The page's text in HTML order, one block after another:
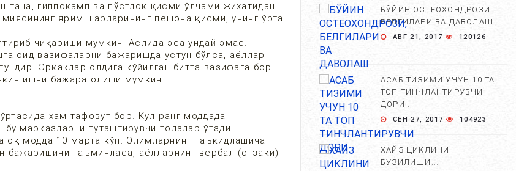
гиппокамп ва пўстлоқ қисми ўлчами жихатидан
ярим шарларининг пешона қисми, унинг ўрта
чиқариши мумкин. Аслида эса ундай эмас.
оид вазифаларни бажаришда устун бўлса, аёллар
Эркаклар олдига қўйилган битта вазифага бор
ишни бажара олиши мумкин.
хам тафовут бор. Кул ранг моддада
марказларни туташтирувчи толалар ўтади.
оқ модда 10 марта кўп. Олимларнинг таъкидлашича
таъминласа, аёлларнинг вербал (оғзаки)
БЎЙИН ОСТЕОХОНДРОЗИ,
БЕЛГИЛАРИ ВА ДАВОЛАШ. ...
АВГ 21, 2017 120126
АСАБ ТИЗИМИ УЧУН 10 ТА
ТОП ТИНЧЛАНТИРУВЧИ
ДОРИ...
СЕН 27, 2017 104923
ХАЙЗ ЦИКЛИНИ
БУЗИЛИШИ...